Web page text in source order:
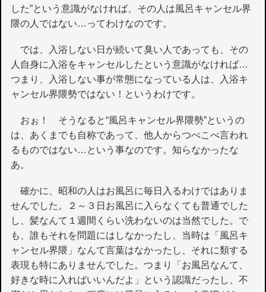
した”という意識がなければ、その人は風呂キャンセル界
隈の人ではない…ってわけなのです。
では、入浴しない日が続いて臭い人であっても、その
人自身に入浴をキャンセルしたという意識がなければ…
つまり、入浴しない事が常態になっている人は、入浴キ
ャンセル界隈勢ではない！というわけです。
おぉ！ そうなると“風呂キャンセル界隈勢”というの
は、あくまでも自称であって、他人からつべこべ言われ
るものではない…という事なのです。知らなかったな
あ。
確かに、昭和の人はお風呂に毎日入るわけではありま
せんでした。２～３日お風呂に入らなくても普通でした
し、髪なんて１週間くらい洗わないのは当然でした。で
も、誰もそれを問題にはしなかったし、当時は「風呂キ
ャンセル界隈」なんて言葉はなかったし、それに類する
表現も特にありませんでした。つまり「お風呂なんて、
好きな時に入ればいいんだよ」という認識だったし、不